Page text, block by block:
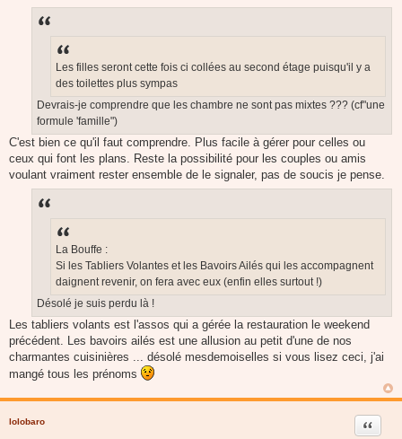
Les filles seront cette fois ci collées au second étage puisqu'il y a
des toilettes plus sympas
Devrais-je comprendre que les chambre ne sont pas mixtes ??? (cf"une
formule 'famille")
C'est bien ce qu'il faut comprendre. Plus facile à gérer pour celles ou
ceux qui font les plans. Reste la possibilité pour les couples ou amis
voulant vraiment rester ensemble de le signaler, pas de soucis je pense.
La Bouffe :
Si les Tabliers Volantes et les Bavoirs Ailés qui les accompagnent
daignent revenir, on fera avec eux (enfin elles surtout !)
Désolé je suis perdu là !
Les tabliers volants est l'assos qui a gérée la restauration le weekend
précédent. Les bavoirs ailés est une allusion au petit d'une de nos
charmantes cuisinières ... désolé mesdemoiselles si vous lisez ceci, j'ai
mangé tous les prénoms
lolobaro Citer